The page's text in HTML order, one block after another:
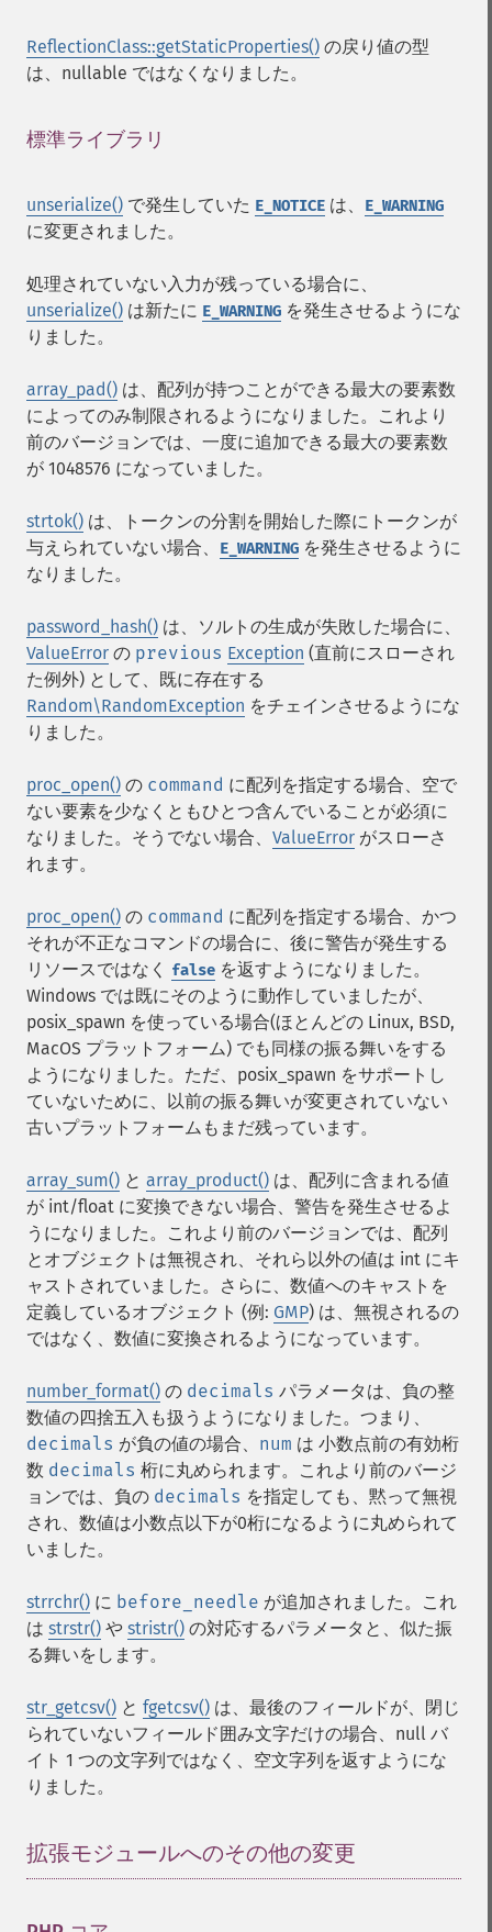
ReflectionClass::getStaticProperties() の戻り値の型
は、nullable ではなくなりました。
標準ライブラリ
unserialize() で発生していた E_NOTICE は、 E_WARNING
に変更されました。
処理されていない入力が残っている場合に、
unserialize() は新たに E_WARNING を発生させるようにな
りました。
array_pad() は、配列が持つことができる最大の要素数
によってのみ制限されるようになりました。これより
前のバージョンでは、一度に追加できる最大の要素数
が 1048576 になっていました。
strtok() は、トークンの分割を開始した際にトークンが
与えられていない場合、
E_WARNING を発生させるように
なりました。
password_hash() は、ソルトの生成が失敗した場合に、
ValueError の previous Exception (直前にスローされ
た例外) として、既に存在する
Random\RandomException をチェインさせるようにな
りました。
proc_open() の command に配列を指定する場合、空で
ない要素を少なくともひとつ含んでいることが必須に
なりました。そうでない場合、 ValueError がスローさ
れます。
proc_open() の command に配列を指定する場合、かつ
それが不正なコマンドの場合に、後に警告が発生する
リソースではなく
false を返すようになりました。
Windows では既にそのように動作していましたが、
posix_spawn を使っている場合(ほとんどの Linux, BSD,
MacOS プラットフォーム) でも同様の振る舞いをする
ようになりました。ただ、posix_spawn をサポートし
ていないために、以前の振る舞いが変更されていない
古いプラットフォームもまだ残っています。
array_sum() と array_product() は、配列に含まれる値
が int/float に変換できない場合、警告を発生させるよ
うになりました。これより前のバージョンでは、配列
とオブジェクトは無視され、それら以外の値は int にキ
ャストされていました。さらに、数値へのキャストを
定義しているオブジェクト (例: GMP) は、無視されるの
ではなく、数値に変換されるようになっています。
number_format() の decimals パラメータは、負の整
数値の四捨五入も扱うようになりました。つまり、
decimals が負の値の場合、 num は 小数点前の有効桁
数 decimals 桁に丸められます。これより前のバージ
ョンでは、負の decimals を指定しても、黙って無視
され、数値は小数点以下が0桁になるように丸められて
いました。
strrchr() に before_needle が追加されました。これ
は strstr() や stristr() の対応するパラメータと、似た振
る舞いをします。
str_getcsv() と fgetcsv() は、最後のフィールドが、閉じ
られていないフィールド囲み文字だけの場合、null バ
イト 1 つの文字列ではなく、空文字列を返すようにな
りました。
拡張モジュールへのその他の変更